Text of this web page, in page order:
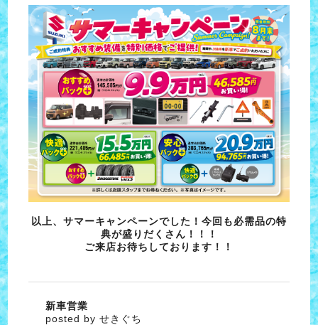
以上、サマーキャンペーンでした！今回も必需品の特
典が盛りだくさん！！！
ご来店お待ちしております！！
新車営業
posted by せきぐち